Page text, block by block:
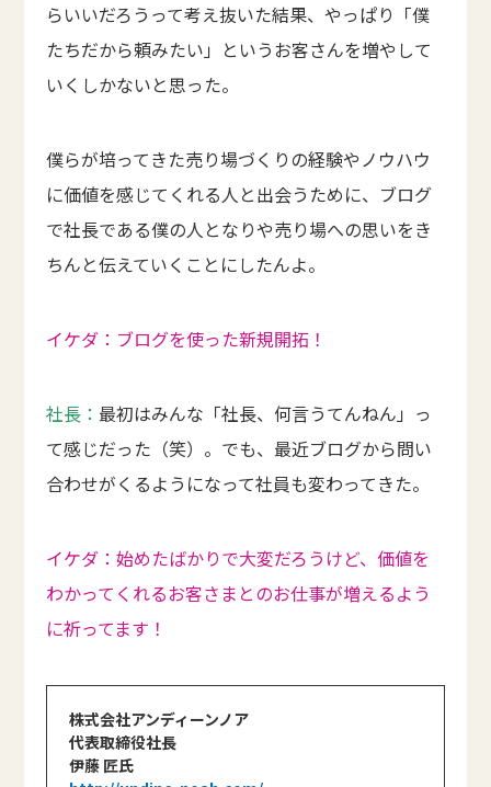
らいいだろうって考え抜いた結果、やっぱり「僕
たちだから頼みたい」というお客さんを増やして
いくしかないと思った。
僕らが培ってきた売り場づくりの経験やノウハウ
に価値を感じてくれる人と出会うために、ブログ
で社長である僕の人となりや売り場への思いをき
ちんと伝えていくことにしたんよ。
イケダ：ブログを使った新規開拓！
社長：最初はみんな「社長、何言うてんねん」っ
て感じだった（笑）。でも、最近ブログから問い
合わせがくるようになって社員も変わってきた。
イケダ：始めたばかりで大変だろうけど、価値を
わかってくれるお客さまとのお仕事が増えるよう
に祈ってます！
株式会社アンディーンノア
代表取締役社長
伊藤 匠氏